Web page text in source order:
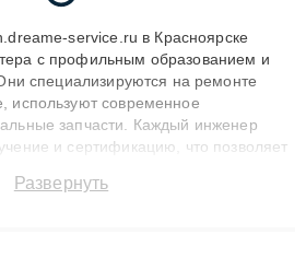
service.ru в Красноярске
с профильным образованием и
специализируются на ремонте
используют современное
запчасти. Каждый инженер
и сертификацию, что позволяет
до 3 лет. Наши мастера
Развернуть